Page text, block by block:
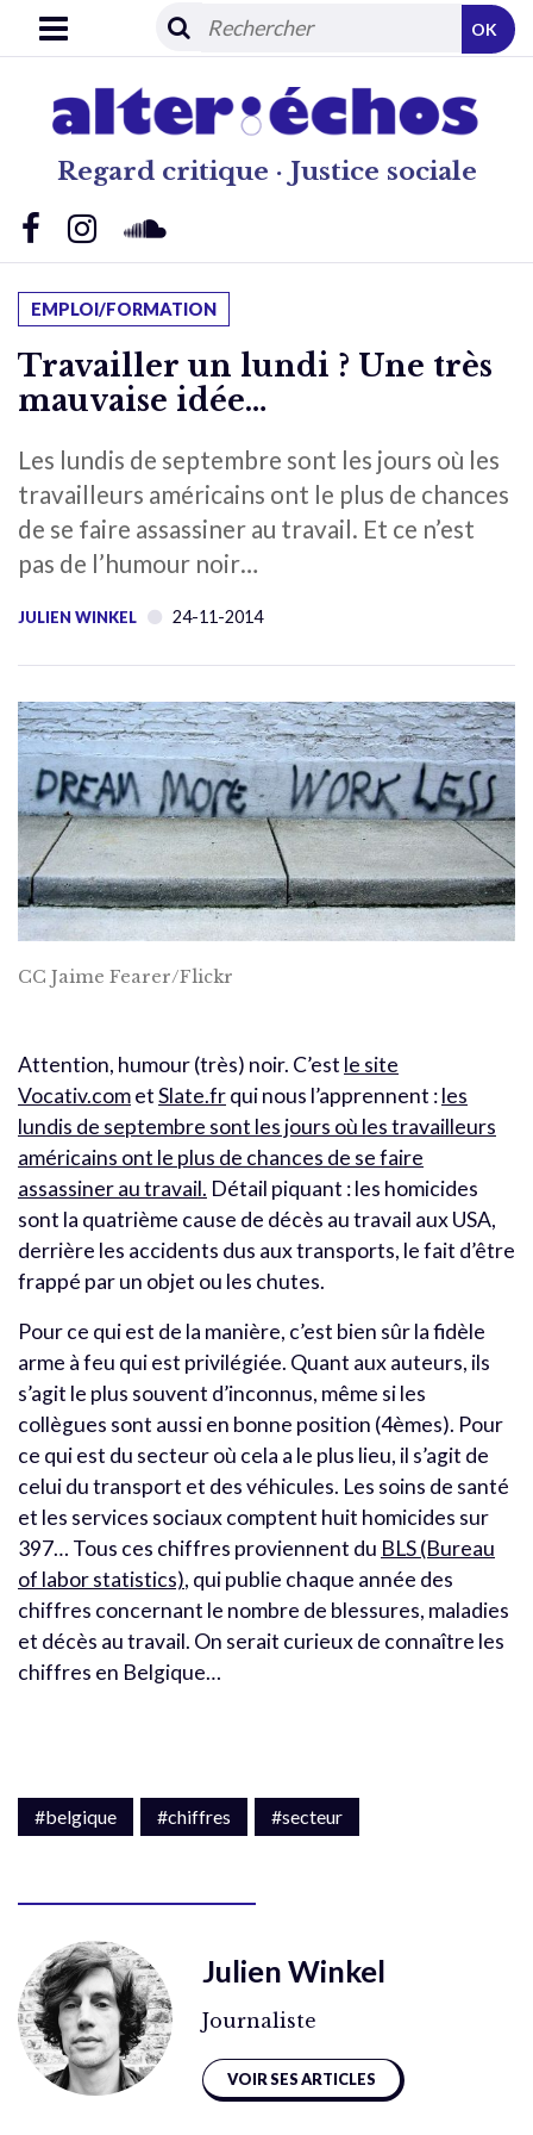
Regard critique · Justice sociale
OK
EMPLOI/FORMATION
Travailler un lundi ? Une très
mauvaise idée…
Les lundis de septembre sont les jours où les
travailleurs américains ont le plus de chances
de se faire assassiner au travail. Et ce n’est
pas de l’humour noir…
JULIEN WINKEL 24-11-2014
CC Jaime Fearer/Flickr
Attention, humour (très) noir. C’est le site
Vocativ.cometSlate.frqui nous l’apprennent :les
lundis de septembre sont les jours où les travailleurs
américains ont le plus de chances de se faire
assassiner au travail. Détail piquant : les homicides
sont la quatrième cause de décès au travail aux USA,
derrière les accidents dus aux transports, le fait d’être
frappé par un objet ou les chutes.
Pour ce qui est de la manière, c’est bien sûr la fidèle
arme à feu qui est privilégiée. Quant aux auteurs, ils
s’agit le plus souvent d’inconnus, même si les
collègues sont aussi en bonne position (4èmes). Pour
ce qui est du secteur où cela a le plus lieu, il s’agit de
celui du transport et des véhicules. Les soins de santé
et les services sociaux comptent huit homicides sur
397… Tous ces chiffres proviennent du BLS (Bureau
of labor statistics), qui publie chaque année des
chiffres concernant le nombre de blessures, maladies
et décès au travail. On serait curieux de connaître les
chiffres en Belgique…
#belgique #chiffres #secteur
Julien Winkel
Journaliste
VOIR SES ARTICLES